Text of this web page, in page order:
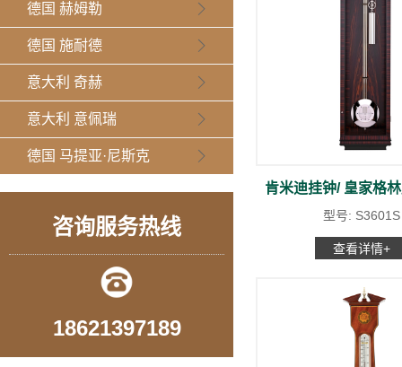
德国 赫姆勒
德国 施耐德
意大利 奇赫
意大利 意佩瑞
德国 马提亚·尼斯克
咨询服务热线
18621397189
肯米迪挂钟/ 皇家格
型号: S3601S
查看详情+